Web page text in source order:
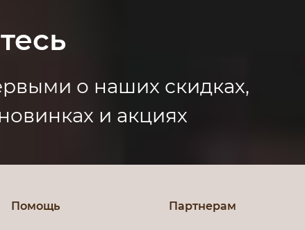
о наших скидках,
и акциях
Помощь Партнерам